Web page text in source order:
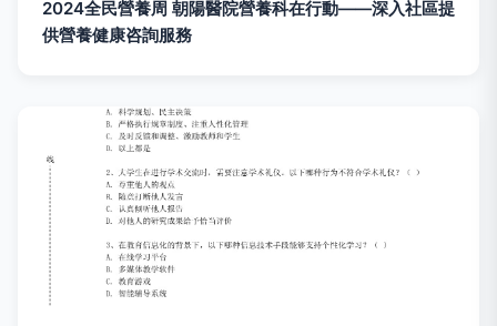
2024全民營養周 朝陽醫院營養科在行動——深入社區提
供營養健康咨詢服務